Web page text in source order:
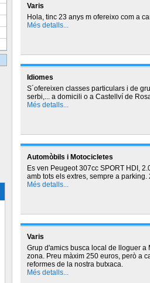
Varis
Hola, tinc 23 anys m ofereixo com a
Més detalls...
Idiomes
S´ofereixen classes particulars i de
serbi,... a domicili o a Castellví de
Més detalls...
Automòbils i Motocicletes
Es ven Peugeot 307cc SPORT HDI,
amb tots els extres, sempre a parking.
Més detalls...
Varis
Grup d'amics busca local de lloguer a
zona. Preu màxim 250 euros, però a
reformes de la nostra butxaca.
Més detalls...